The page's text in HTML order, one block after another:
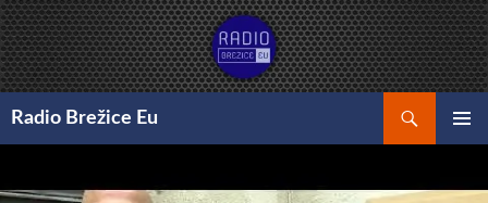
Preskoči
na
vsebino
Radio Brežice Eu